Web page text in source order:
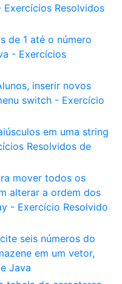
Resolvidos
de 1 até o número
- Exercícios
inserir novos
switch - Exercício
em uma string
Resolvidos de
mover todos os
alterar a ordem dos
- Exercício Resolvido
seis números do
em um vetor,
Java